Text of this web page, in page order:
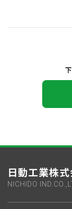
日動工業株
NICHIDO